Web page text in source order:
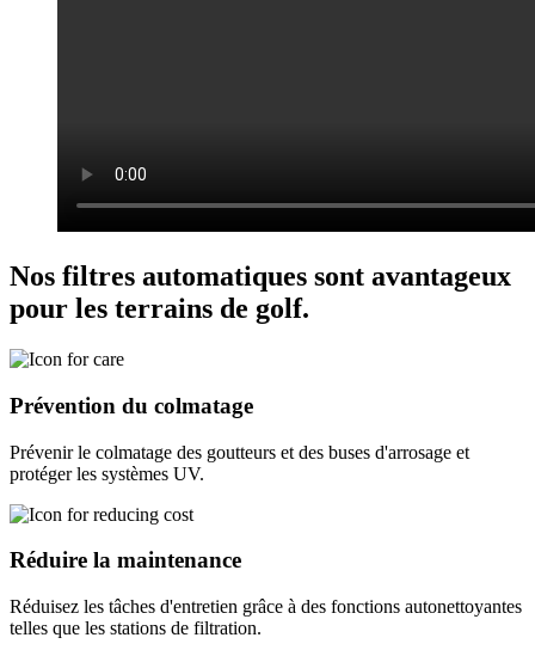
Nos filtres automatiques sont avantageux
pour les terrains de golf.
Prévention du colmatage
Prévenir le colmatage des goutteurs et des buses d'arrosage et
protéger les systèmes UV.
Réduire la maintenance
Réduisez les tâches d'entretien grâce à des fonctions autonettoyantes
telles que les stations de filtration.